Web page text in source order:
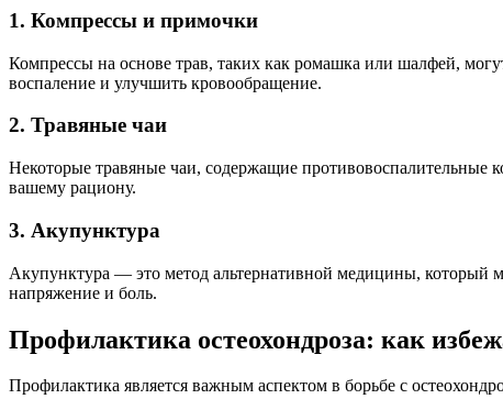
1. Компрессы и примочки
Компрессы на основе трав, таких как ромашка или шалфей,
воспаление и улучшить кровообращение.
2. Травяные чаи
Некоторые травяные чаи, содержащие
вашему рациону.
3. Акупунктура
Акупунктура — это метод альтернативной медицины, который
напряжение и боль.
Профилактика остеохондроза: как
Профилактика является важным аспектом в борьбе с